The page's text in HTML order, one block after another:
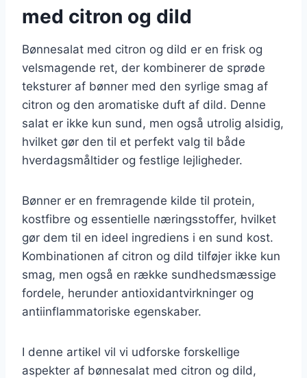
med citron og dild
Bønnesalat med citron og dild er en frisk og
velsmagende ret, der kombinerer de sprøde
teksturer af bønner med den syrlige smag af
citron og den aromatiske duft af dild. Denne
salat er ikke kun sund, men også utrolig alsidig,
hvilket gør den til et perfekt valg til både
hverdagsmåltider og festlige lejligheder.
Bønner er en fremragende kilde til protein,
kostfibre og essentielle næringsstoffer, hvilket
gør dem til en ideel ingrediens i en sund kost.
Kombinationen af citron og dild tilføjer ikke kun
smag, men også en række sundhedsmæssige
fordele, herunder antioxidantvirkninger og
antiinflammatoriske egenskaber.
I denne artikel vil vi udforske forskellige
aspekter af bønnesalat med citron og dild,